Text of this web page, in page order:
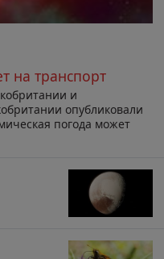
на транспорт
и
опубликовали
погода может